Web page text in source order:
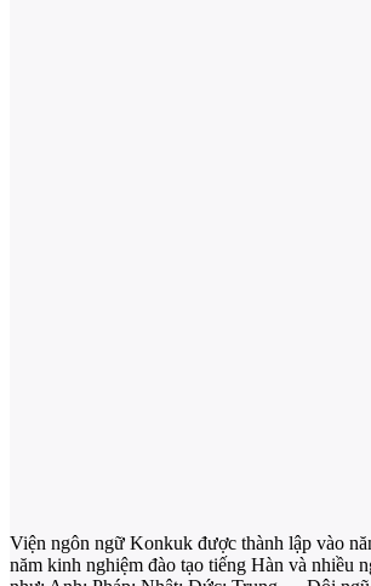
Viện ngôn ngữ Konkuk được thành lập vào
năm kinh nghiệm đào tạo tiếng Hàn và nhiều